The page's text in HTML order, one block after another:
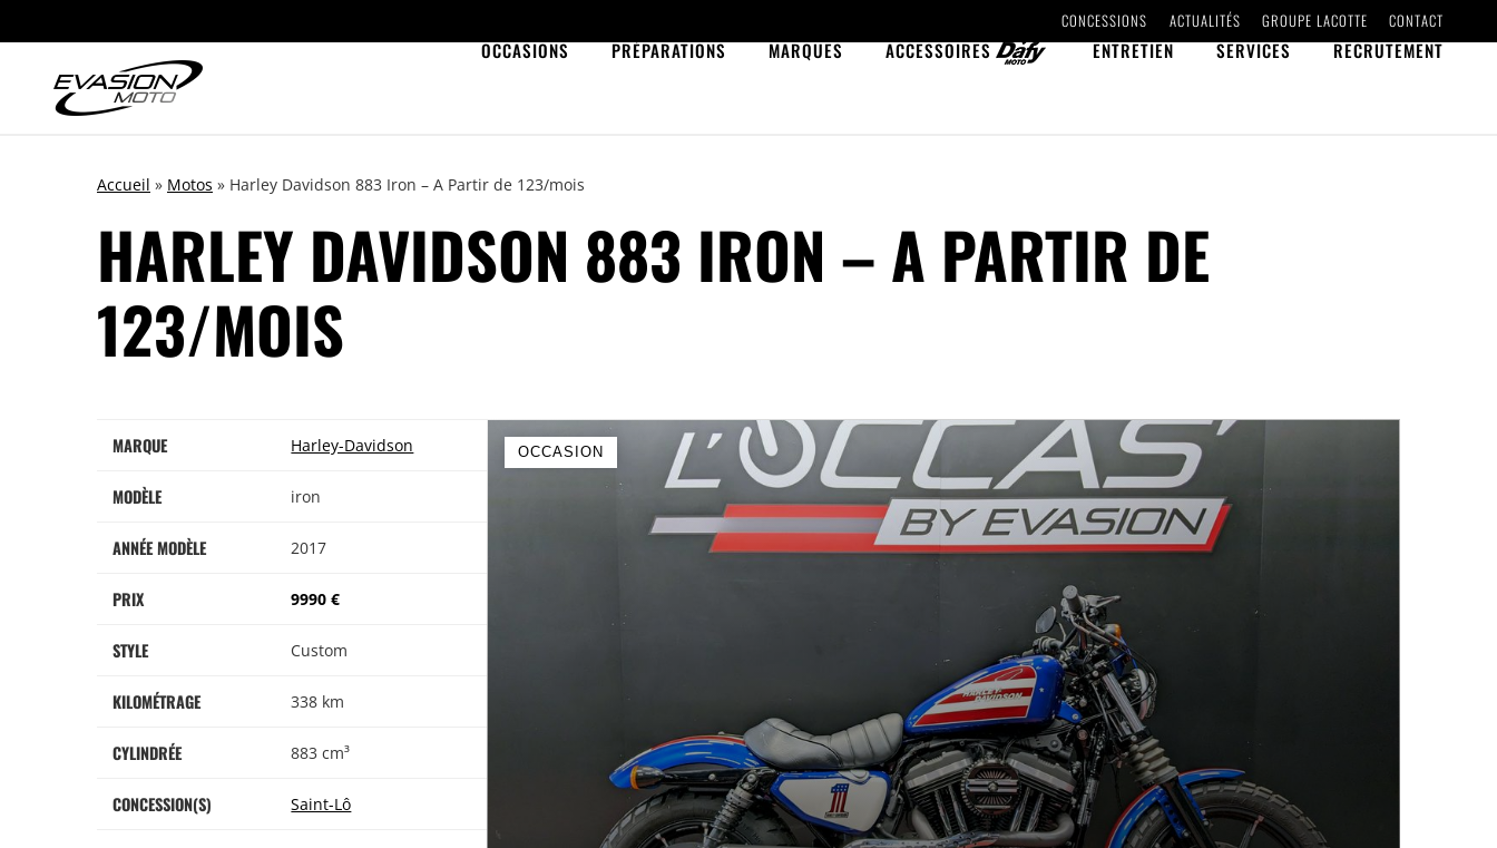
CONCESSIONS ACTUALITÉS GROUPE LACOTTE CONTACT
OCCASIONS PRÉPARATIONS MARQUES ACCESSOIRES ENTRETIEN SERVICES RECRUTEMENT
Accueil » Motos » Harley Davidson 883 Iron – A Partir de 123/mois
HARLEY DAVIDSON 883 IRON – A PARTIR DE
123/MOIS
MARQUE Harley-Davidson
MODÈLE iron
ANNÉE MODÈLE 2017
PRIX 9990 €
STYLE Custom
KILOMÉTRAGE 338 km
CYLINDRÉE 883 cm³
CONCESSION(S) Saint-Lô
OCCASION